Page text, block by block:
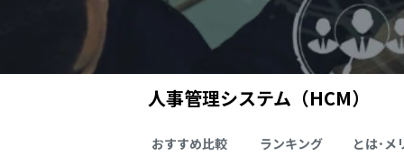
人事管理システム（HCM）
おすすめ比較 ランキング とは･メ